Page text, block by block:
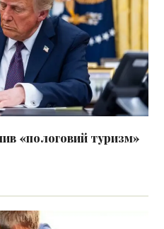
«пологовий туризм»